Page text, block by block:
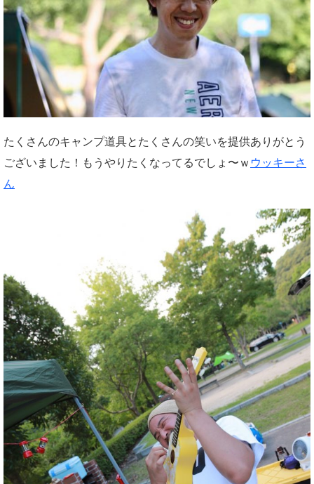
たくさんのキャンプ道具とたくさんの笑いを提供ありがとう
ございました！もうやりたくなってるでしょ〜ｗ ウッキーさ
ん